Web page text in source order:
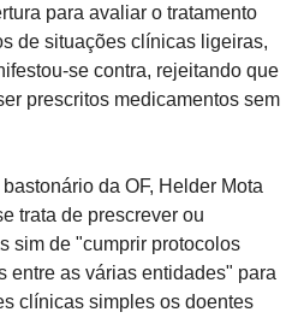
para avaliar o tratamento
de situações clínicas ligeiras,
se contra, rejeitando que
prescritos medicamentos sem
da OF, Helder Mota
trata de prescrever ou
sim de "cumprir protocolos
entre as várias entidades" para
clínicas simples os doentes